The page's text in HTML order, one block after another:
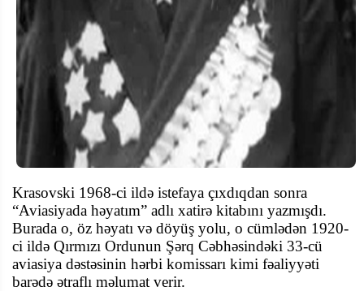
Krasovski 1968-ci ildə istefaya çıxdıqdan sonra
“Aviasiyada həyatım” adlı xatirə kitabını yazmışdı.
Burada o, öz həyatı və döyüş yolu, o cümlədən 1920-
ci ildə Qırmızı Ordunun Şərq Cəbhəsindəki 33-cü
aviasiya dəstəsinin hərbi komissarı kimi fəaliyyəti
barədə ətraflı məlumat verir.